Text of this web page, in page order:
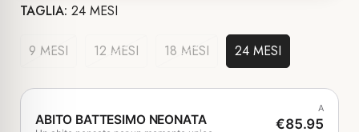
TAGLIA: 24 MESI
9 MESI 12 MESI 18 MESI 24 MESI
ABITO BATTESIMO NEONATA
A
€85.95